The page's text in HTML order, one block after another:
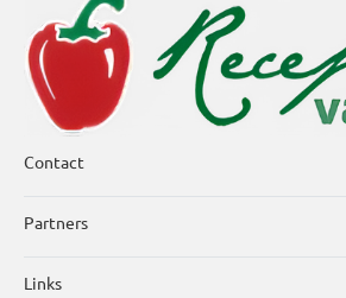
Contact
Partners
Links